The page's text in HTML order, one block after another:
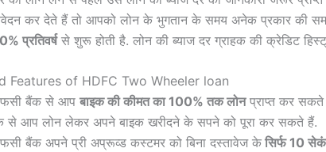
कर देते हैं तो आपको लोन के भुगतान के समय अनेक प्रकार की
प्रतिवर्षसे शुरू होती है. लोन की ब्याज दर ग्राहक की क्रेडिट
Features of HDFC Two Wheeler loan
बैंक से आप बाइक की कीमत का 100% तक लोनप्राप्त कर सकते
से आप लोन लेकर अपने बाइक खरीदने के सपने को पूरा कर सकते हैं.
बैंक अपने प्री अप्रूव्ड कस्टमर को बिना दस्तावेज के सिर्फ 10